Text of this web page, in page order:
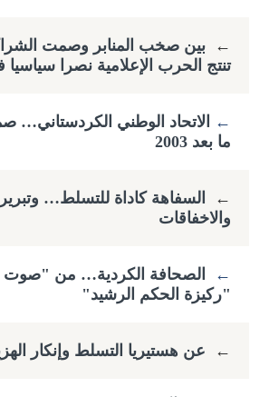
←
بين صخب المنابر وصمت
تنتج الحرب الإعلامية نصرا
←
​الاتحاد الوطني الكردستاني…
ما بعد 2003
←
السفاهة كاداة للتسلط…
والاخفاقات
←
الصحافة الكردية… من "صوت
"ركيزة الحكم الرشيد"
← عن هستيريا التسلط وإنكار